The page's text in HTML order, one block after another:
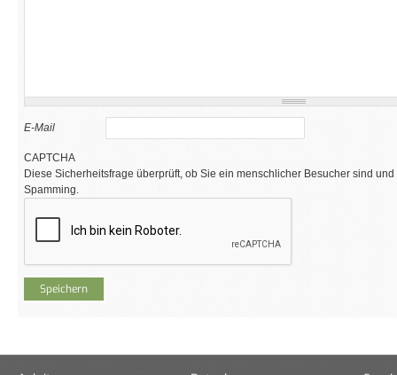
E-Mail
CAPTCHA
Diese Sicherheitsfrage überprüft, ob Sie ein menschlicher Besucher sind
Spamming.